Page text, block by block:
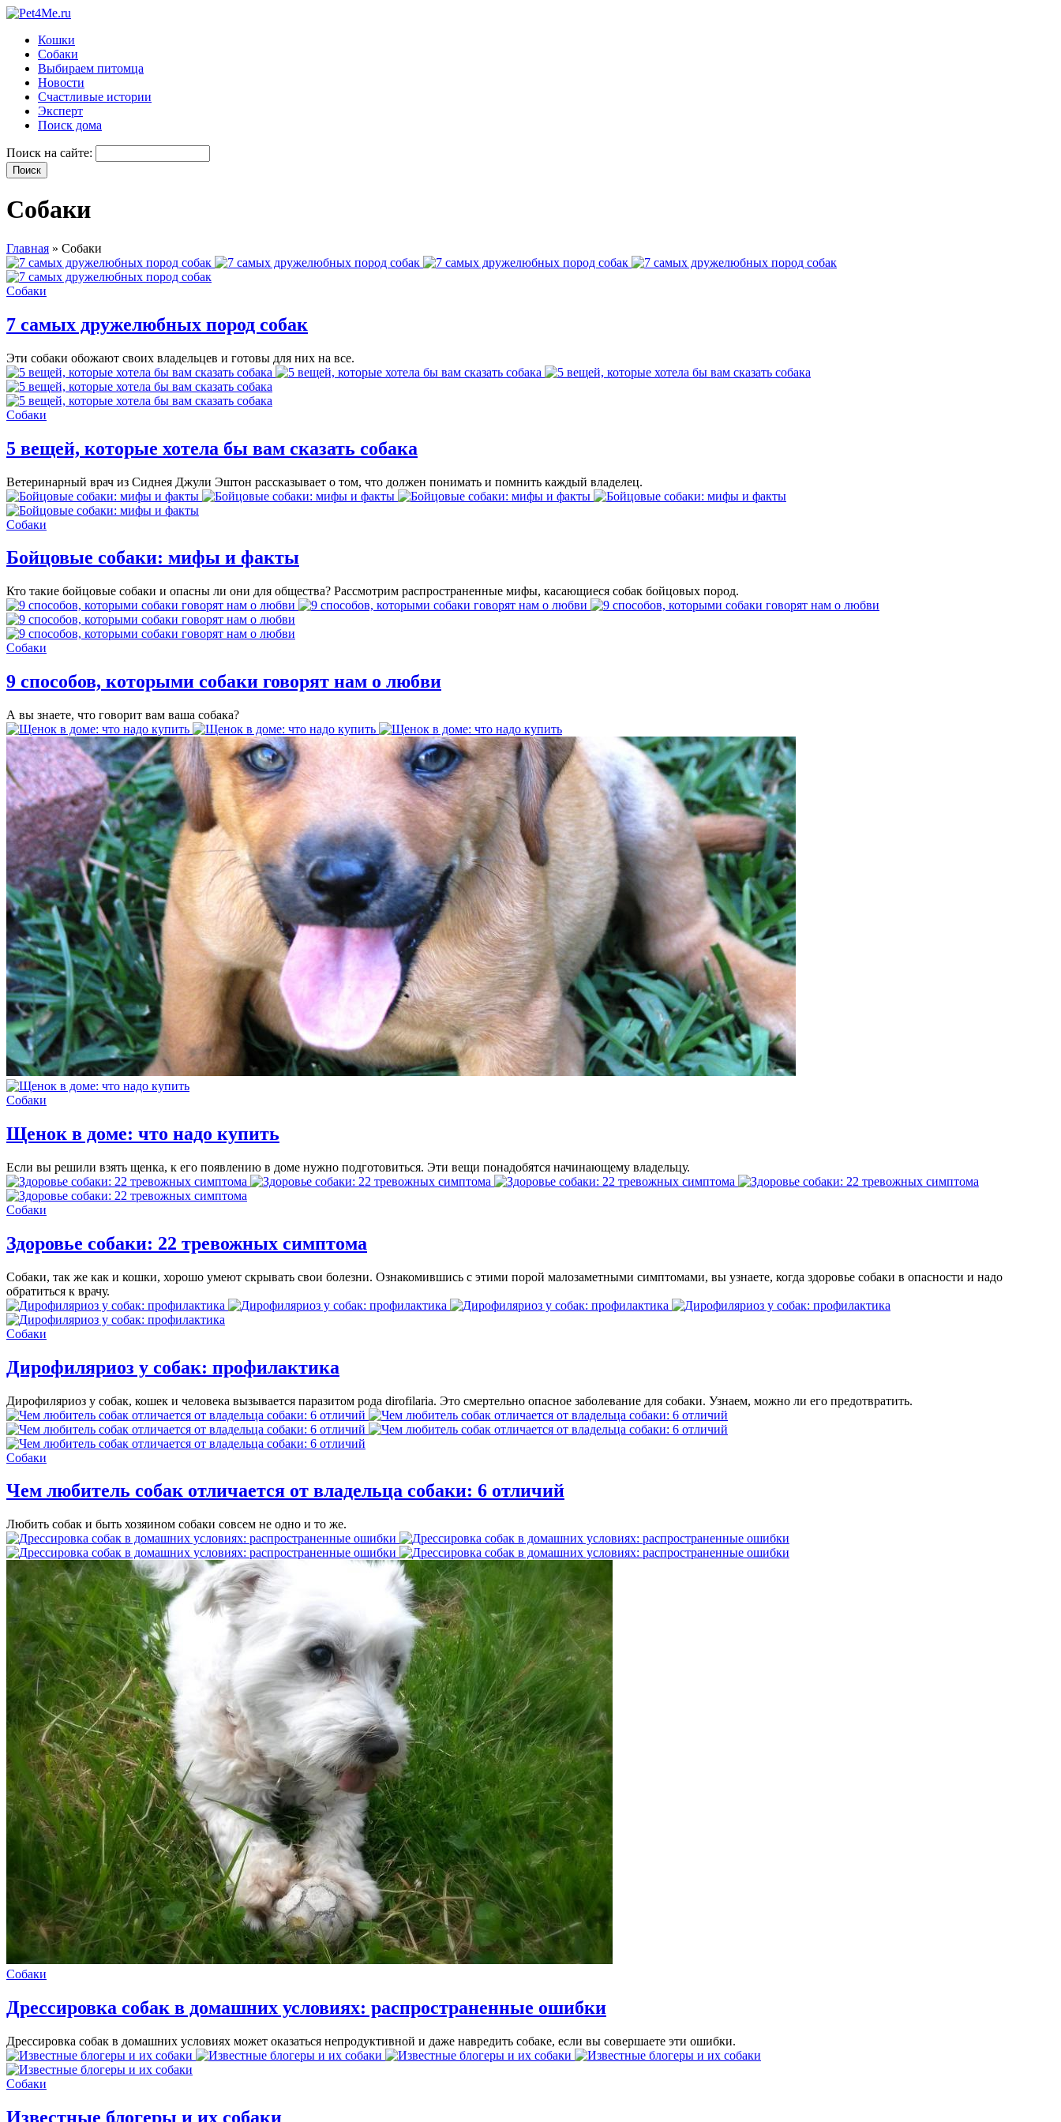
Кошки
Собаки
Выбираем питомца
Новости
Счастливые истории
Эксперт
Поиск дома
Поиск на сайте:
Собаки
Главная » Собаки
Собаки
7 самых дружелюбных пород собак
Эти собаки обожают своих владельцев и готовы для них на все.
Собаки
5 вещей, которые хотела бы вам сказать собака
Ветеринарный врач из Сиднея Джули Эштон рассказывает о том, что должен понимать и помнить каждый владелец.
Собаки
Бойцовые собаки: мифы и факты
Кто такие бойцовые собаки и опасны ли они для общества? Рассмотрим распространенные мифы, касающиеся собак бойцовых пород.
Собаки
9 способов, которыми собаки говорят нам о любви
А вы знаете, что говорит вам ваша собака?
Собаки
Щенок в доме: что надо купить
Если вы решили взять щенка, к его появлению в доме нужно подготовиться. Эти вещи понадобятся начинающему владельцу.
Собаки
Здоровье собаки: 22 тревожных симптома
Собаки, так же как и кошки, хорошо умеют скрывать свои болезни. Ознакомившись с этими порой малозаметными симптомами, вы узнаете, когда здоровье собаки в опасности и надо
обратиться к врачу.
Собаки
Дирофиляриоз у собак: профилактика
Дирофиляриоз у собак, кошек и человека вызывается паразитом рода dirofilaria. Это смертельно опасное заболевание для собаки. Узнаем, можно ли его предотвратить.
Собаки
Чем любитель собак отличается от владельца собаки: 6 отличий
Любить собак и быть хозяином собаки совсем не одно и то же.
Собаки
Дрессировка собак в домашних условиях: распространенные ошибки
Дрессировка собак в домашних условиях может оказаться непродуктивной и даже навредить собаке, если вы совершаете эти ошибки.
Собаки
Известные блогеры и их собаки